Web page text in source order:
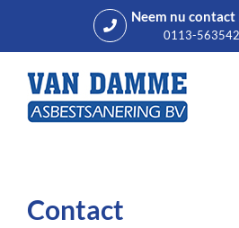
content
Neem nu contact
0113-563542
Contact